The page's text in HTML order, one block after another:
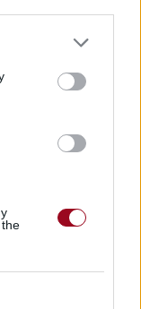
,
Vidéos
:
chez